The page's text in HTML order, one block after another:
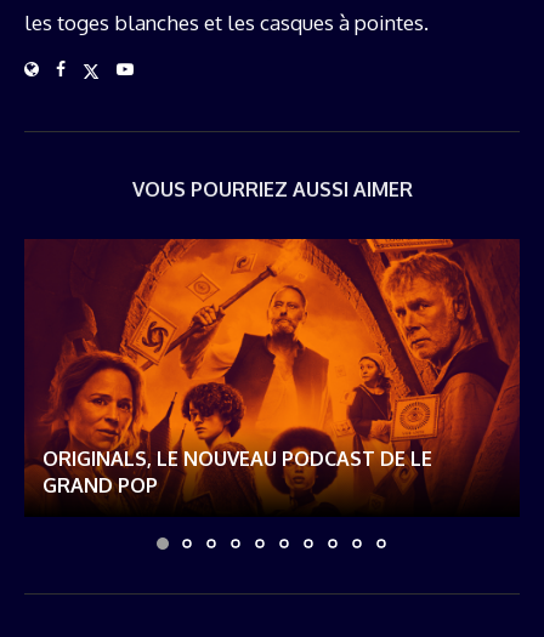
les toges blanches et les casques à pointes.
VOUS POURRIEZ AUSSI AIMER
ORIGINALS, LE NOUVEAU PODCAST DE LE
GRAND POP